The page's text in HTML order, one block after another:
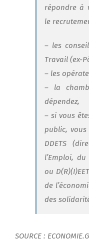
répondre à
le
– les
Travail (ex-
– les
– la
dépendez,
– si vous
public,
DDETS
l’Emploi,
ou
de
des
SOURCE :